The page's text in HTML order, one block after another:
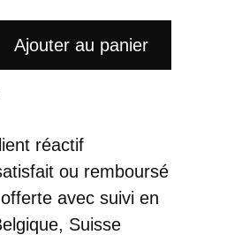
Ajouter au panier
réactif
ou remboursé
avec suivi en
Suisse